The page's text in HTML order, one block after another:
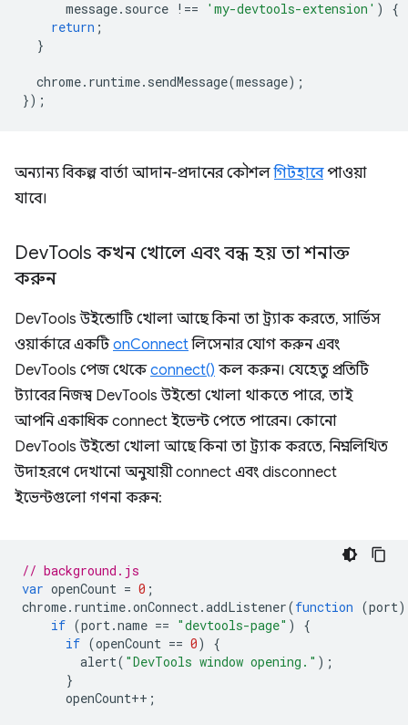
message. source !== 'my-devtools-extension' )
{
return ;
}
chrome. runtime. sendMessage(message);
});
অন্যান্য বিকল্প বার্তা আদান-প্রদানের কৌশলগিটহাবেপাওয়া
যাবে।
DevTools কখন খোলে এবং বন্ধ হয় তা শনাক্ত
করুন
DevTools উইন্ডোটি খোলা আছে কিনা তা ট্র্যাক করতে, সার্ভিস
ওয়ার্কারে একটিonConnectলিসেনার যোগ করুন এবং
DevTools পেজ থেকেconnect() কল করুন। যেহেতু প্রতিটি
ট্যাবের নিজস্ব DevTools উইন্ডো খোলা থাকতে পারে, তাই
আপনি একাধিক connect ইভেন্ট পেতে পারেন। কোনো
DevTools উইন্ডো খোলা আছে কিনা তা ট্র্যাক করতে, নিম্নলিখিত
উদাহরণে দেখানো অনুযায়ী connect এবং disconnect
ইভেন্টগুলো গণনা করুন:
// background.js
var openCount = 0 ;
chrome. runtime.onConnect.addListener(function (port)
if (port.name == "devtools-page" )
{
if (openCount == 0)
{
alert( "DevTools window opening." );
}
openCount++ ;